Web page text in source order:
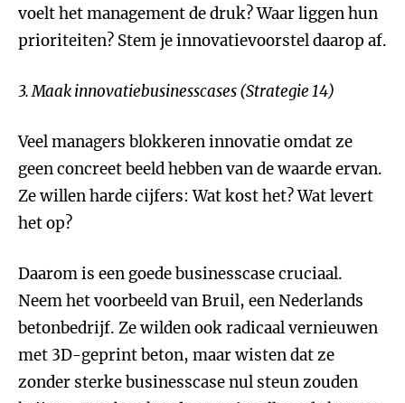
voelt het management de druk? Waar liggen hun
prioriteiten? Stem je innovatievoorstel daarop af.
3. Maak innovatiebusinesscases (Strategie 14)
Veel managers blokkeren innovatie omdat ze
geen concreet beeld hebben van de waarde ervan.
Ze willen harde cijfers: Wat kost het? Wat levert
het op?
Daarom is een goede businesscase cruciaal.
Neem het voorbeeld van Bruil, een Nederlands
betonbedrijf. Ze wilden ook radicaal vernieuwen
met 3D-geprint beton, maar wisten dat ze
zonder sterke businesscase nul steun zouden